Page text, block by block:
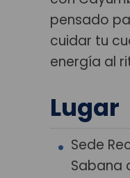
pensado
cuidar tu
energía al
Lugar
Sede
Sabana